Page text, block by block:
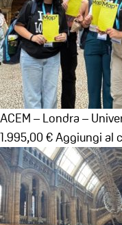
ACEM – Londra –
1.995,00 €Aggiungi al